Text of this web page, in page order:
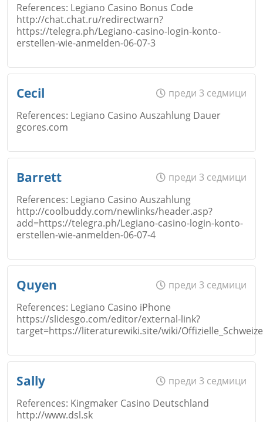
Откажи
Коментар*
Откажи
Email
Откажи
References: Legiano Casino Bonus Code
http://chat.chat.ru/redirectwarn?
https://telegra.ph/Legiano-casino-login-konto-
erstellen-wie-anmelden-06-07-3
Email
Коментар*
Cecil
преди 3 седмици
References: Legiano Casino Auszahlung Dauer
gcores.com
Email
Barrett
преди 3 седмици
References: Legiano Casino Auszahlung
http://coolbuddy.com/newlinks/header.asp?
add=https://telegra.ph/Legiano-casino-login-konto-
erstellen-wie-anmelden-06-07-4
Email
Коментар*
Quyen
преди 3 седмици
References: Legiano Casino iPhone
https://slidesgo.com/editor/external-link?
target=https://literaturewiki.site/wiki/
Sally
преди 3 седмици
References: Kingmaker Casino Deutschland
http://www.dsl.sk